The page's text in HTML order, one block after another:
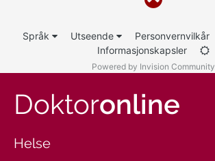
Språk Utseende Personvernvilkår
Informasjonskapsler
Powered by Invision Community
Doktoronline
Helse